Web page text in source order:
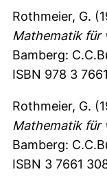
Rothmeier, G.
Mathematik für
Bamberg:
ISBN 978 3
Rothmeier, G.
Mathematik für
Bamberg:
ISBN 3 7661